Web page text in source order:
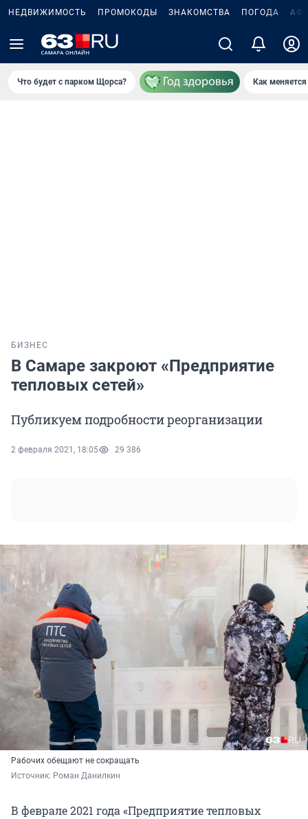
НЕДВИЖИМОСТЬ ПРОМОКОДЫ ЗНАКОМСТВА ПОГОДА
Что будет с парком Щорса? Как
БИЗНЕС
В Самаре закроют «Предприятие
тепловых сетей»
Публикуем подробности реорганизации
2 февраля 2021, 18:05 29 386
Рабочих обещают не сокращать
Источник: Роман Данилкин
В феврале 2021 года «Предприятие тепловых